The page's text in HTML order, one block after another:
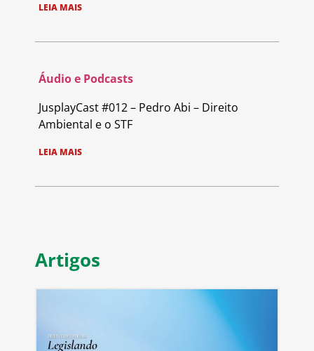
LEIA MAIS
Áudio e Podcasts
JusplayCast #012 – Pedro Abi – Direito
Ambiental e o STF
LEIA MAIS
Artigos